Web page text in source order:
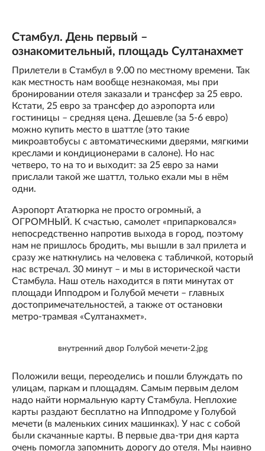
Стамбул. День первый –
ознакомительный, площадь Султанахмет
Прилетели в Стамбул в 9.00 по местному времени. Так
как местность нам вообще незнакомая, мы при
бронировании отеля заказали и трансфер за 25 евро.
Кстати, 25 евро за трансфер до аэропорта или
гостиницы – средняя цена. Дешевле (за 5-6 евро)
можно купить место в шаттле (это такие
микроавтобусы с автоматическими дверями, мягкими
креслами и кондиционерами в салоне). Но нас
четверо, то на то и выходит: за 25 евро за нами
прислали такой же шаттл, только ехали мы в нём
одни.
Аэропорт Ататюрка не просто огромный, а
ОГРОМНЫЙ. К счастью, самолет «припарковался»
непосредственно напротив выхода в город, поэтому
нам не пришлось бродить, мы вышли в зал прилета и
сразу же наткнулись на человека с табличкой, который
нас встречал. 30 минут – и мы в исторической части
Стамбула. Наш отель находится в пяти минутах от
площади Ипподром и Голубой мечети – главных
достопримечательностей, а также от остановки
метро-трамвая «Султанахмет».
внутренний двор Голубой мечети-2.jpg
Положили вещи, переоделись и пошли блуждать по
улицам, паркам и площадям. Самым первым делом
надо найти нормальную карту Стамбула. Неплохие
карты раздают бесплатно на Ипподроме у Голубой
мечети (в маленьких синих машинках). У нас с собой
были скачанные карты. В первые два-три дня карта
очень помогла запомнить дорогу до отеля. Мы наивно